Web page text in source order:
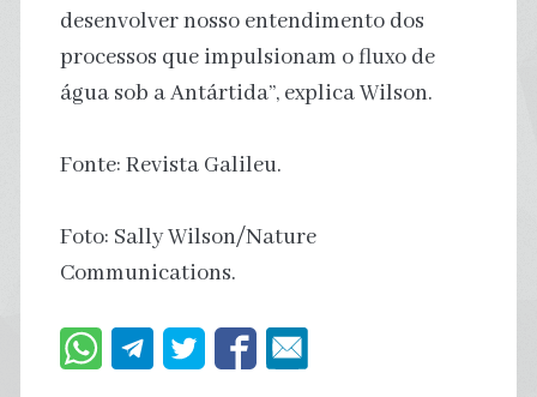
desenvolver nosso entendimento dos
processos que impulsionam o fluxo de
água sob a Antártida”, explica Wilson.
Fonte: Revista Galileu.
Foto: Sally Wilson/Nature
Communications.